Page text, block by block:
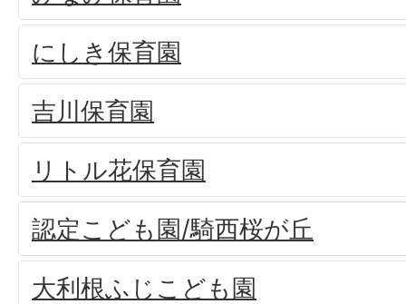
にしき保育園
吉川保育園
リトル花保育園
認定こども園/騎西桜が丘
大利根ふじこども園